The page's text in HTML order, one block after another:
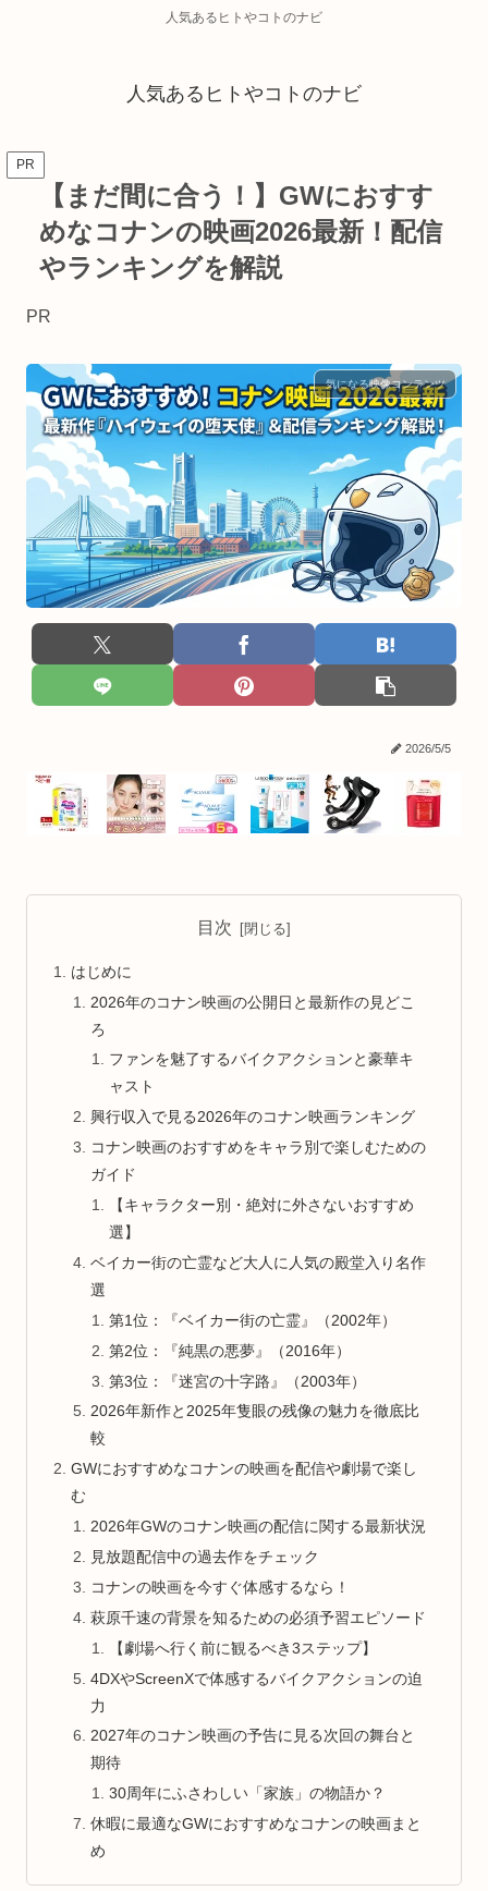
人気あるヒトやコトのナビ
人気あるヒトやコトのナビ
PR
【まだ間に合う！】GWにおすす
めなコナンの映画2026最新！配信
やランキングを解説
PR
気になる映像コンテンツ
2026/5/5
目次
はじめに
2026年のコナン映画の公開日と最新作の見どこ
ろ
ファンを魅了するバイクアクションと豪華キ
ャスト
興行収入で見る2026年のコナン映画ランキング
コナン映画のおすすめをキャラ別で楽しむための
ガイド
【キャラクター別・絶対に外さないおすすめ
選】
ベイカー街の亡霊など大人に人気の殿堂入り名作
選
第1位：『ベイカー街の亡霊』（2002年）
第2位：『純黒の悪夢』（2016年）
第3位：『迷宮の十字路』（2003年）
2026年新作と2025年隻眼の残像の魅力を徹底比
較
GWにおすすめなコナンの映画を配信や劇場で楽し
む
2026年GWのコナン映画の配信に関する最新状況
見放題配信中の過去作をチェック
コナンの映画を今すぐ体感するなら！
萩原千速の背景を知るための必須予習エピソード
【劇場へ行く前に観るべき3ステップ】
4DXやScreenXで体感するバイクアクションの迫
力
2027年のコナン映画の予告に見る次回の舞台と
期待
30周年にふさわしい「家族」の物語か？
休暇に最適なGWにおすすめなコナンの映画まと
め